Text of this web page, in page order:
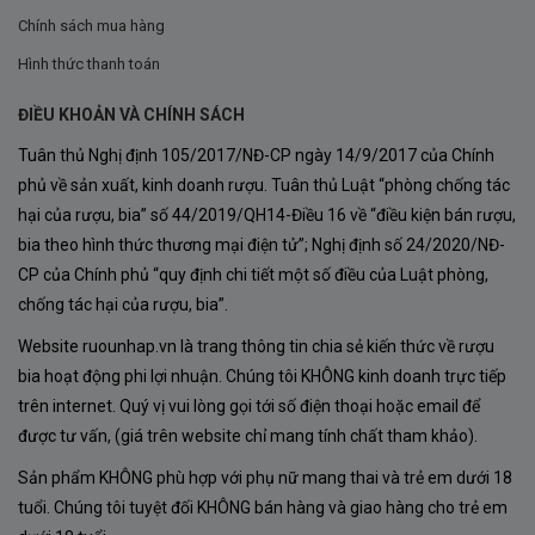
Ủ trong thùng gỗ sồi
từ18–20 tháng , trong đó khoảng
Quá trình này giúp phát triển hương vị phức hợp, tăng
độ tròn vị và mang lại chiều sâu cho rượu.
Không lọc hoặc lọc nhẹ trước khi đóng chai: Rượu
thường đượclọc nhẹ hoặc không lọcđể giữ trọn
vẹn cấu trúc và tính cách terroir. Sau đó, rượu được
đóng chai và tiếp tục nghỉ ngơi trong hầm trước khi
đưa ra thị trường.
Chính sách mua hàng
Hình thức thanh toán
ĐIỀU KHOẢN VÀ CHÍNH SÁCH
Tuân thủ Nghị định 105/2017/NĐ-CP ngày 14/9/2017 của Chính
phủ về sản xuất, kinh doanh rượu. Tuân thủ Luật “phòng chống tác
hại của rượu, bia” số 44/2019/QH14-Điều 16 về “điều kiện bán rượu,
bia theo hình thức thương mại điện tử”; Nghị định số 24/2020/NĐ-
CP của Chính phủ “quy định chi tiết một số điều của Luật phòng,
chống tác hại của rượu, bia”.
Website ruounhap.vn là trang thông tin chia sẻ kiến thức về rượu
bia hoạt động phi lợi nhuận. Chúng tôi KHÔNG kinh doanh trực tiếp
trên internet. Quý vị vui lòng gọi tới số điện thoại hoặc email để
được tư vấn, (giá trên website chỉ mang tính chất tham khảo).
Sản phẩm KHÔNG phù hợp với phụ nữ mang thai và trẻ em dưới 18
tuổi. Chúng tôi tuyệt đối KHÔNG bán hàng và giao hàng cho trẻ em